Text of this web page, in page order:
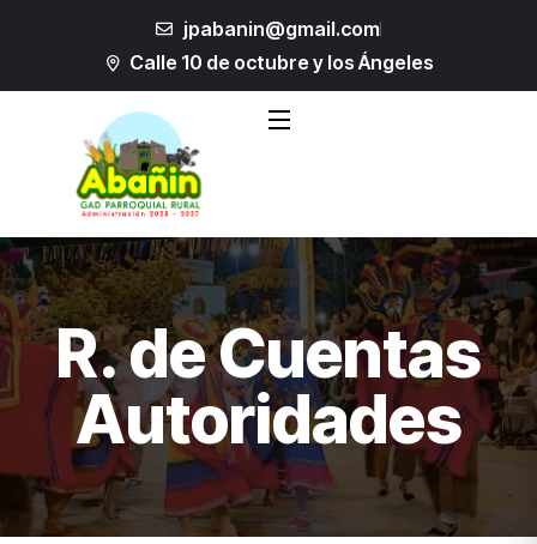
jpabanin@gmail.com
Calle 10 de octubre y los Ángeles
R. de Cuentas
Autoridades